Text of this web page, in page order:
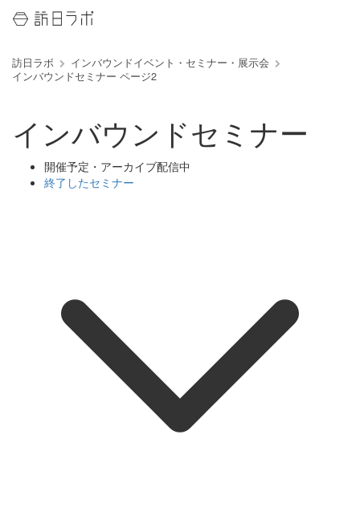
訪日ラボ
インバウンドイベント・セミナー・展示会
インバウンドセミナー ページ2
インバウンドセミナー
開催予定・アーカイブ配信中
終了したセミナー